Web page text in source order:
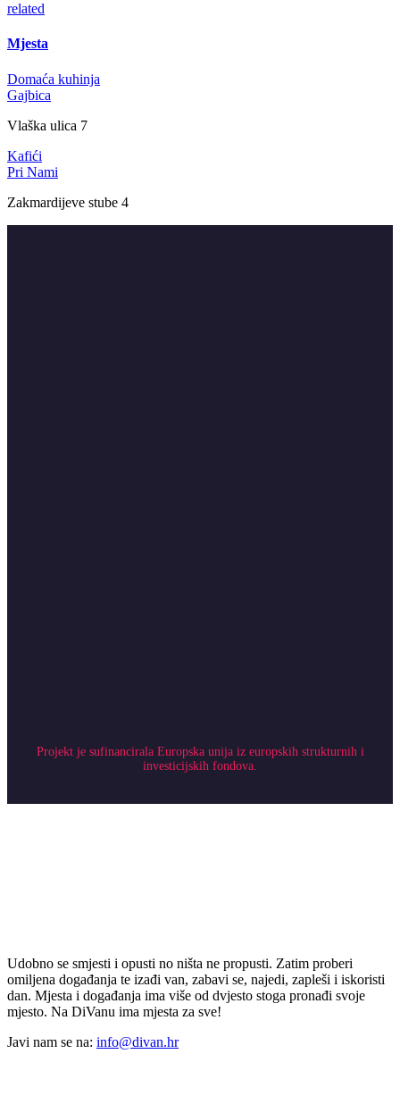
related
Mjesta
Domaća kuhinja
Gajbica
Vlaška ulica 7
Kafići
Pri Nami
Zakmardijeve stube 4
Projekt je sufinancirala Europska unija iz europskih strukturnih i
investicijskih fondova.
Udobno se smjesti i opusti no ništa ne propusti. Zatim proberi
omiljena događanja te izađi van, zabavi se, najedi, zapleši i iskoristi
dan. Mjesta i događanja ima više od dvjesto stoga pronađi svoje
mjesto. Na DiVanu ima mjesta za sve!
Javi nam se na: info@divan.hr